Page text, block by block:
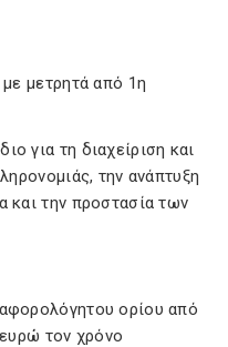
μετρητά από 1η
για τη διαχείριση και
την ανάπτυξη
και την προστασία των
ορίου από
τον χρόνο